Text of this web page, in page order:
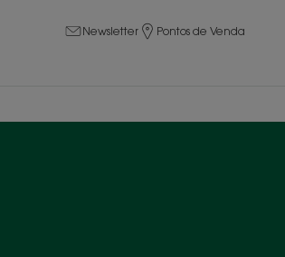
Newsletter Pontos de Venda